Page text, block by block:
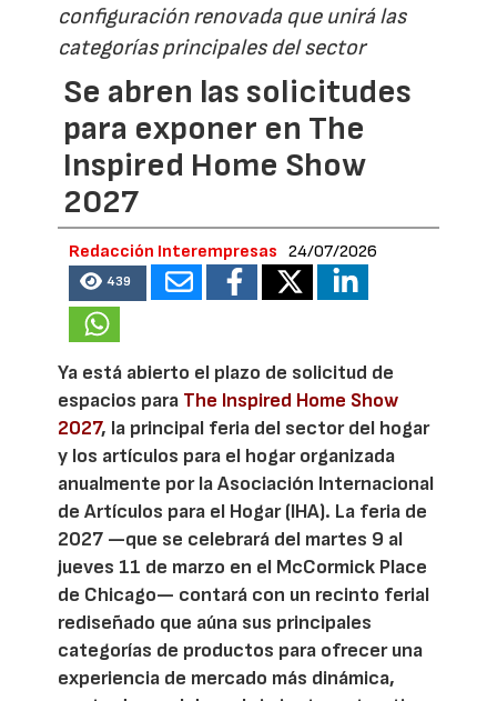
configuración renovada que unirá las
categorías principales del sector
Se abren las solicitudes
para exponer en The
Inspired Home Show
2027
Redacción Interempresas 24/07/2026
439
Ya está abierto el plazo de solicitud de
espacios para The Inspired Home Show
2027, la principal feria del sector del hogar
y los artículos para el hogar organizada
anualmente por la Asociación Internacional
de Artículos para el Hogar (IHA). La feria de
2027 —que se celebrará del martes 9 al
jueves 11 de marzo en el McCormick Place
de Chicago— contará con un recinto ferial
rediseñado que aúna sus principales
categorías de productos para ofrecer una
experiencia de mercado más dinámica,